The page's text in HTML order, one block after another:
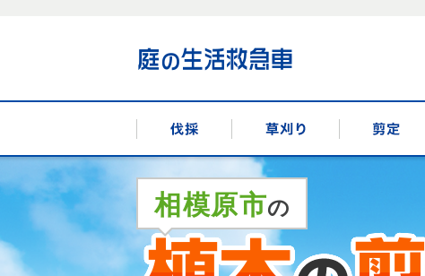
伐採 草刈り
相模原市の